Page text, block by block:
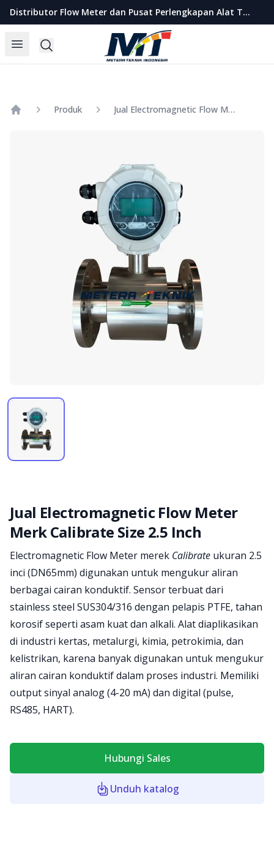
Distributor Flow Meter dan Pusat Perlengkapan Alat Teknik Indonesia
Open menu
Search
Metera Teknik Indonesia
Produk Jual Electromagnetic Flow Meter Merk Calibrate Size 2.5 Inch
Jual Electromagnetic Flow Meter
Merk Calibrate Size 2.5 Inch
Product information
Electromagnetic Flow Meter merek Calibrate ukuran 2.5
inci (DN65mm) digunakan untuk mengukur aliran
berbagai cairan konduktif. Sensor terbuat dari
stainless steel SUS304/316 dengan pelapis PTFE, tahan
korosif seperti asam kuat dan alkali. Alat diaplikasikan
di industri kertas, metalurgi, kimia, petrokimia, dan
kelistrikan, karena banyak digunakan untuk mengukur
aliran cairan konduktif dalam proses industri. Memiliki
output sinyal analog (4-20 mA) dan digital (pulse,
RS485, HART).
Hubungi Sales
Unduh katalog